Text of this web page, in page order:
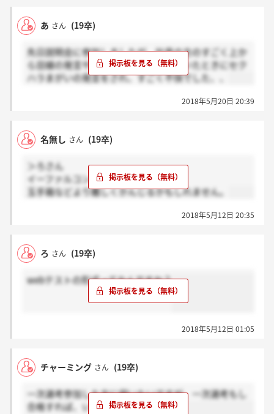
あ さん (19卒)
先日説明会に参加しましたが、社員の方のすごく上か
ら目線の発言や個人的に質問させて頂いたときにセク
ハラまがいの発言をされ、すごく不快でした、、
2018年5月20日 20:39
名無し さん (19卒)
＞ろさん
イーファルコンです。
玉手箱などより難しくかんじるかもしれません。
2018年5月12日 20:35
ろ さん (19卒)
webテストの形式ってなんですか？
2018年5月12日 01:05
チャーミング さん (19卒)
一次選考参加した方に伺いたいですが、一次選考もし
合格すれば、いつ連絡が来ますか